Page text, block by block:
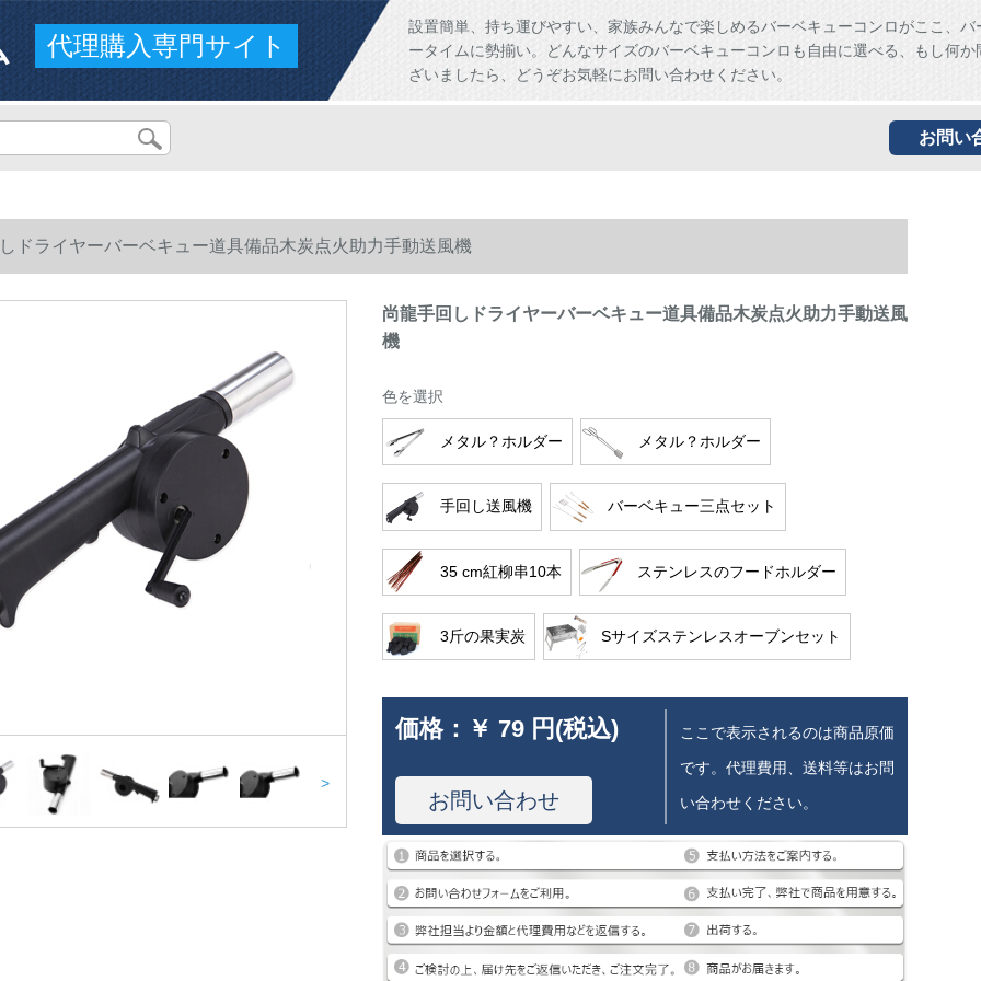
代理購入専門サイト
設置簡単、持ち運びやすい、家族みんなで楽しめるバーベキューコンロがここ、バ
ータイムに勢揃い。どんなサイズのバーベキューコンロも自由に選べる、もし何か
ざいましたら、どうぞお気軽にお問い合わせください。
お問い
ドライヤーバーベキュー道具備品木炭点火助力手動送風機
>
尚龍手回しドライヤーバーベキュー道具備品木炭点火助力手動送風
機
色を選択
メタル？ホルダー メタル？ホルダー
手回し送風機 バーベキュー三点セット
35 cm紅柳串10本 ステンレスのフードホルダー
3斤の果実炭 Sサイズステンレスオーブンセット
価格： ￥ 79 円(税込)
お問い合わせ
ここで表示されるのは商品原価
です。代理費用、送料等はお問
い合わせください。